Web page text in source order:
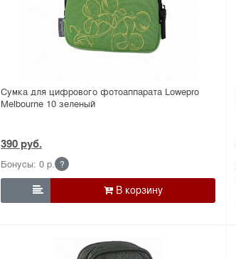
Сумка для цифрового фотоаппарата Lowepro
Melbourne 10 зеленый
390 руб.
Бонусы: 0 р. ?
